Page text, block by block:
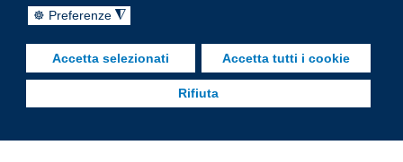
☸ Preferenze ◮
Accetta selezionati Accetta tutti i cookie
Rifiuta